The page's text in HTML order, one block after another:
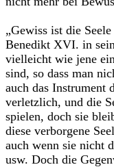
„Gewiss ist die
Benedikt XVI. in
vielleicht wie jene
sind, so dass man
auch das Instrument
verletzlich, und die
spielen, doch sie
diese verborgene
auch wenn sie nicht
usw. Doch die